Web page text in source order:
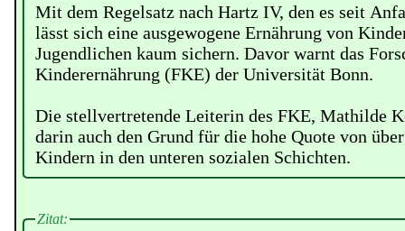
Mit dem Regelsatz nach Hartz IV, den es seit
lässt sich eine ausgewogene Ernährung von
Jugendlichen kaum sichern. Davor warnt das
Kinderernährung (FKE) der Universität Bonn.
Die stellvertretende Leiterin des FKE, Mathilde
darin auch den Grund für die hohe Quote von
Kindern in den unteren sozialen Schichten.
Zitat: